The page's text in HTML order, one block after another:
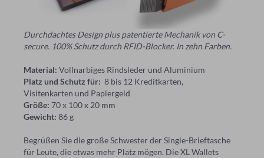
Durchdachtes Design plus patentierte Mechanik von C-
secure. 100% Schutz durch RFID-Blocker. In zehn Farben.
Material: Vollnarbiges Rindsleder und Aluminium
Platz und Schutz für: 8 bis 12 Kreditkarten,
Visitenkarten und Papiergeld
Größe: 70 x 100 x 20 mm
Gewicht: 86 g
Begrüßen Sie die große Schwester der Single-Brieftasche
für Leute, die etwas mehr Platz mögen. Die XL Wallets